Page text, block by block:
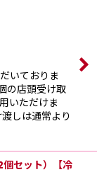
いておりま
の店頭受け取
いただけま
しは通常より
個セット）【冷